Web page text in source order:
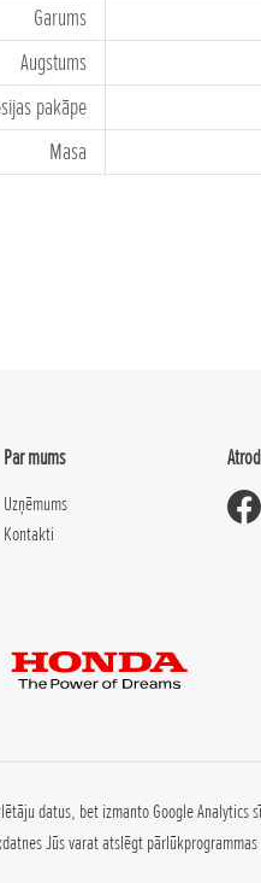
Garums
Augstums
pakāpe
Masa
Par mums
Uzņēmums
Kontakti
datus, bet izmanto Google
Jūs varat atslēgt